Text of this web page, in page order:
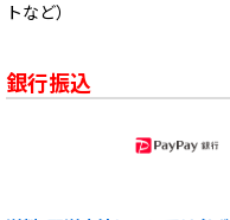
トなど）
銀行振込